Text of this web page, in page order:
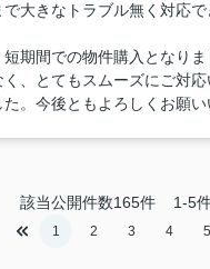
で大きなトラブル無く対応
短期間での物件購入となり
、とてもスムーズにご対
。今後ともよろしくお願い
該当公開件数165件1-5件
1 2 3 4 5